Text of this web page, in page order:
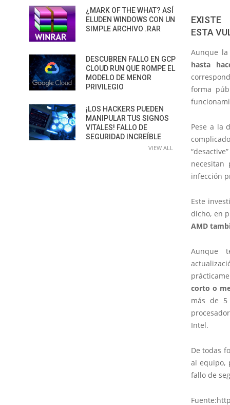
ESTA
Aunque
hasta
forma
Pese a la
infección
Este
dicho, en
AMD
Aunque
corto o
más de 5
Intel.
De todas
al equipo,
fallo de
¿MARK OF THE WHAT? ASÍ
ELUDEN WINDOWS CON UN
SIMPLE ARCHIVO .RAR
DESCUBREN FALLO EN GCP
CLOUD RUN QUE ROMPE EL
MODELO DE MENOR
PRIVILEGIO
¡LOS HACKERS PUEDEN
MANIPULAR TUS SIGNOS
VITALES! FALLO DE
SEGURIDAD INCREÍBLE
VIEW ALL